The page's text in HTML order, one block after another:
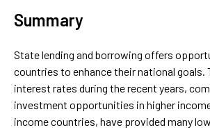
Summary
State lending and borrowing offers
countries to enhance their national goals.
interest rates during the recent years,
investment opportunities in higher
income countries, have provided many